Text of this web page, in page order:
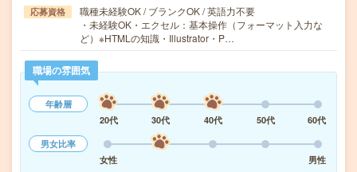
応募資格
職種未経験OK / ブランクOK / 英語力不要
・未経験OK・エクセル：基本操作（フォーマット入力な
ど）※HTMLの知識・Illustrator・P…
職場の雰囲気
年齢層
20代
30代 40代 50代
60代
男女比率
女性
男性